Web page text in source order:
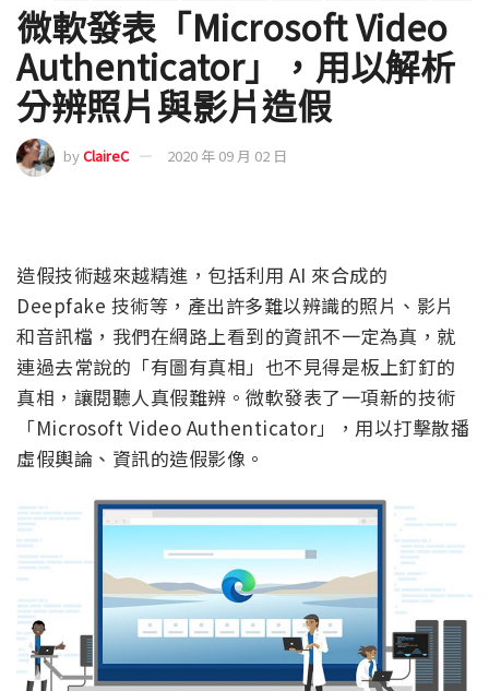
微軟發表「Microsoft Video
Authenticator」，用以解析
分辨照片與影片造假
byClaireC 2020 年 09 月 02 日
造假技術越來越精進，包括利用 AI 來合成的
Deepfake 技術等，產出許多難以辨識的照片、影片
和音訊檔，我們在網路上看到的資訊不一定為真，就
連過去常說的「有圖有真相」也不見得是板上釘釘的
真相，讓閱聽人真假難辨。微軟發表了一項新的技術
「Microsoft Video Authenticator」，用以打擊散播
虛假輿論、資訊的造假影像。